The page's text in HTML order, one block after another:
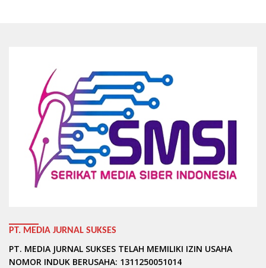
PT. MEDIA JURNAL SUKSES
PT. MEDIA JURNAL SUKSES TELAH MEMILIKI IZIN USAHA
NOMOR INDUK BERUSAHA: 1311250051014